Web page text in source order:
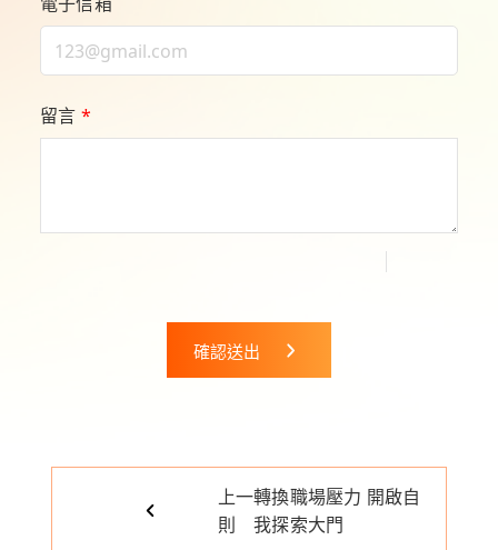
留言 *
確認送出
上一
則
轉換職場壓力 開啟自
我探索大門